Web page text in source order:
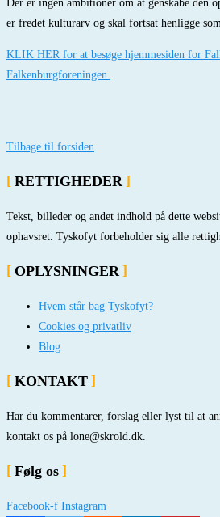
Der er ingen ambitioner om at genskabe den
er fredet kulturarv og skal fortsat henligge
KLIK HER for at besøge hjemmesiden for
Falkenburgforeningen.
Tilbage til forsiden
RETTIGHEDER
Tekst, billeder og andet indhold på dette
ophavsret. Tyskofyt forbeholder sig alle
OPLYSNINGER
Hvem står bag Tyskofyt?
Cookies og privatliv
Blog
KONTAKT
Har du kommentarer, forslag eller lyst til at
kontakt os på lone@skrold.dk.
Følg os
Facebook-f Instagram